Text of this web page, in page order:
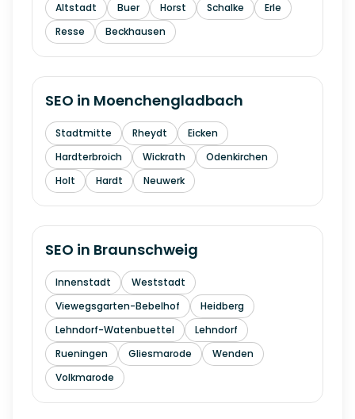
Altstadt Buer Horst Schalke
Erle
Resse
Beckhausen
SEO in Moenchengladbach
Stadtmitte Rheydt
Eicken
Hardterbroich
Wickrath
Odenkirchen
Holt
Hardt Neuwerk
SEO in Braunschweig
Innenstadt
Weststadt
Viewegsgarten-Bebelhof
Heidberg
Lehndorf-Watenbuettel
Lehndorf
Rueningen
Gliesmarode
Wenden
Volkmarode